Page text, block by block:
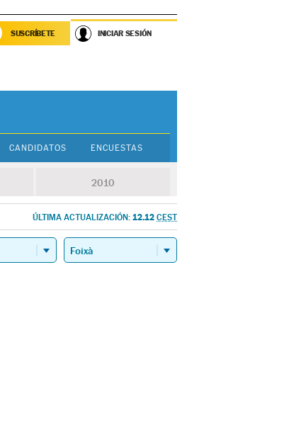
SUSCRÍBETE INICIAR SESIÓN
CANDIDATOS ENCUESTAS
2010
ÚLTIMA ACTUALIZACIÓN: 12.12 CEST